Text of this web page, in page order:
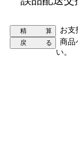
お支
商品
い。